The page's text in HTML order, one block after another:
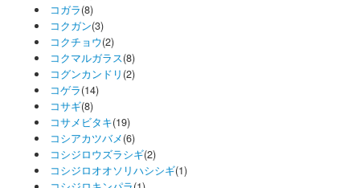
コガラ(8)
コクガン(3)
コクチョウ(2)
コクマルガラス(8)
コグンカンドリ (2)
コゲラ(14)
コサギ(8)
コサメビタキ(19)
コシアカツバメ(6)
コシジロウズラシギ(2)
コシジロオオソリハシシギ(1)